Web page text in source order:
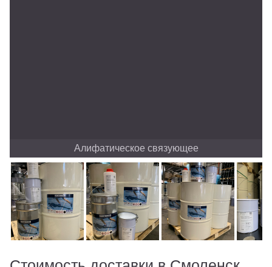
Алифатическое связующее